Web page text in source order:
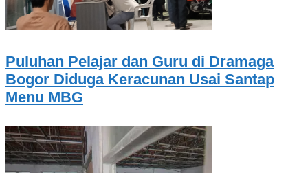
Puluhan Pelajar dan Guru di Dramaga
Bogor Diduga Keracunan Usai Santap
Menu MBG